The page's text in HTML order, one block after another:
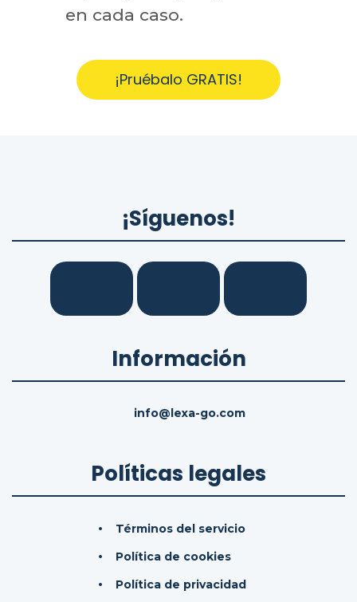
en cada caso.
¡Pruébalo GRATIS!
¡Síguenos!
Información
info@lexa-go.com
Políticas legales
Términos del servicio
Política de cookies
Política de privacidad